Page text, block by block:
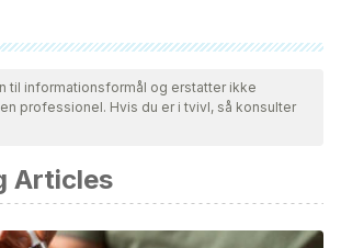
blev grundigt gennemgået af vores team
pålidelighed, aktualitet og validitet.
artikel blev betragtet som pålidelig og af
Rethinking happiness: using your
Annals of the New York Academy of
(1), 32–35.https://doi.org/10.1111/nyas.13149
til informationsformål og erstatter ikke
professionel. Hvis du er i tvivl, så konsulter
Articles